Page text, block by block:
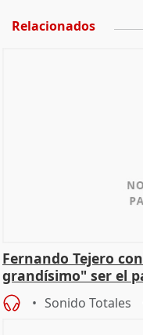
Relacionados
Fernando Tejero
grandísimo" ser el
Sonido Totales